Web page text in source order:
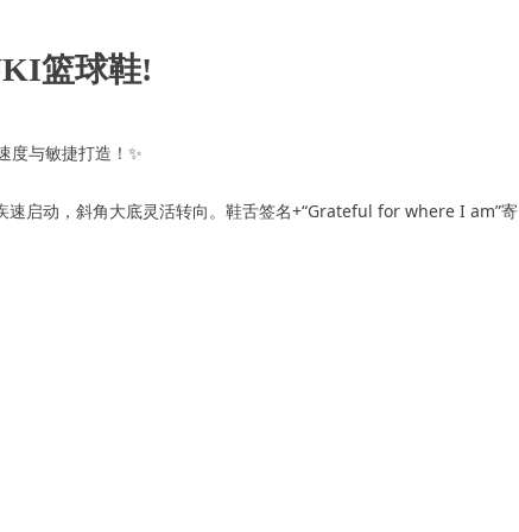
篮球鞋!
度与敏捷打造！✨
速启动，斜角大底灵活转向。鞋舌签名+“Grateful for where I am”寄